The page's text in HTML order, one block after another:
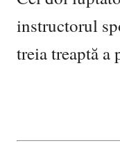
instructorul
treia treaptă